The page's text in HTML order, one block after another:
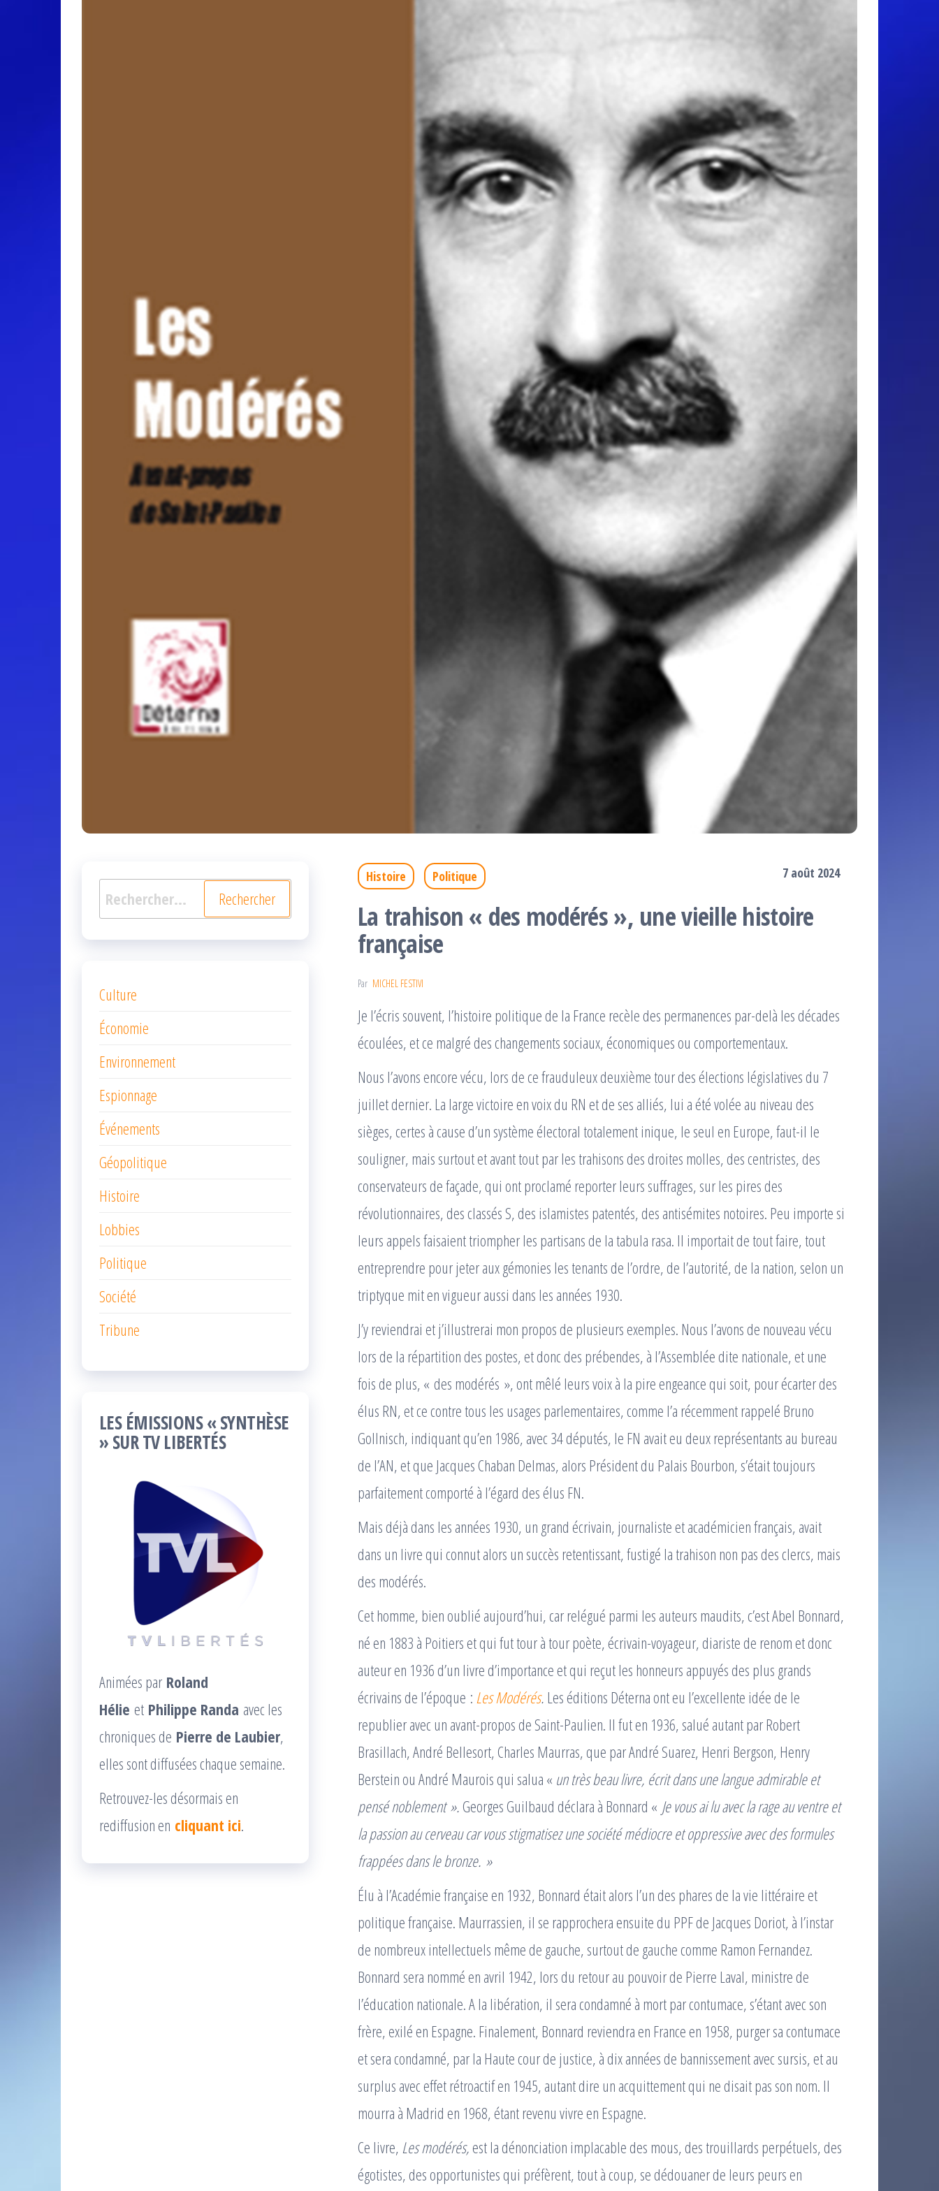
Histoire Politique 7 août 2024
La trahison « des modérés », une vieille histoire
française
Par MICHEL FESTIVI
Je l’écris souvent, l’histoire politique de la France recèle des permanences par-delà les décades
écoulées, et ce malgré des changements sociaux, économiques ou comportementaux.
Nous l’avons encore vécu, lors de ce frauduleux deuxième tour des élections législatives du 7
juillet dernier. La large victoire en voix du RN et de ses alliés, lui a été volée au niveau des
sièges, certes à cause d’un système électoral totalement inique, le seul en Europe, faut-il le
souligner, mais surtout et avant tout par les trahisons des droites molles, des centristes, des
conservateurs de façade, qui ont proclamé reporter leurs suffrages, sur les pires des
révolutionnaires, des classés S, des islamistes patentés, des antisémites notoires. Peu importe si
leurs appels faisaient triompher les partisans de la tabula rasa. Il importait de tout faire, tout
entreprendre pour jeter aux gémonies les tenants de l’ordre, de l’autorité, de la nation, selon un
triptyque mit en vigueur aussi dans les années 1930.
J’y reviendrai et j’illustrerai mon propos de plusieurs exemples. Nous l’avons de nouveau vécu
lors de la répartition des postes, et donc des prébendes, à l’Assemblée dite nationale, et une
fois de plus, « des modérés », ont mêlé leurs voix à la pire engeance qui soit, pour écarter des
élus RN, et ce contre tous les usages parlementaires, comme l’a récemment rappelé Bruno
Gollnisch, indiquant qu’en 1986, avec 34 députés, le FN avait eu deux représentants au bureau
de l’AN, et que Jacques Chaban Delmas, alors Président du Palais Bourbon, s’était toujours
parfaitement comporté à l’égard des élus FN.
Mais déjà dans les années 1930, un grand écrivain, journaliste et académicien français, avait
dans un livre qui connut alors un succès retentissant, fustigé la trahison non pas des clercs, mais
des modérés.
Cet homme, bien oublié aujourd’hui, car relégué parmi les auteurs maudits, c’est Abel Bonnard,
né en 1883 à Poitiers et qui fut tour à tour poète, écrivain-voyageur, diariste de renom et donc
auteur en 1936 d’un livre d’importance et qui reçut les honneurs appuyés des plus grands
écrivains de l’époque : Les Modérés. Les éditions Déterna ont eu l’excellente idée de le
republier avec un avant-propos de Saint-Paulien. Il fut en 1936, salué autant par Robert
Brasillach, André Bellesort, Charles Maurras, que par André Suarez, Henri Bergson, Henry
Berstein ou André Maurois qui salua « un très beau livre, écrit dans une langue admirable et
pensé noblement ». Georges Guilbaud déclara à Bonnard « Je vous ai lu avec la rage au ventre et
la passion au cerveau car vous stigmatisez une société médiocre et oppressive avec des formules
frappées dans le bronze. »
Élu à l’Académie française en 1932, Bonnard était alors l’un des phares de la vie littéraire et
politique française. Maurrassien, il se rapprochera ensuite du PPF de Jacques Doriot, à l’instar
de nombreux intellectuels même de gauche, surtout de gauche comme Ramon Fernandez.
Bonnard sera nommé en avril 1942, lors du retour au pouvoir de Pierre Laval, ministre de
l’éducation nationale. A la libération, il sera condamné à mort par contumace, s’étant avec son
frère, exilé en Espagne. Finalement, Bonnard reviendra en France en 1958, purger sa contumace
et sera condamné, par la Haute cour de justice, à dix années de bannissement avec sursis, et au
surplus avec effet rétroactif en 1945, autant dire un acquittement qui ne disait pas son nom. Il
mourra à Madrid en 1968, étant revenu vivre en Espagne.
Ce livre, Les modérés, est la dénonciation implacable des mous, des trouillards perpétuels, des
égotistes, des opportunistes qui préfèrent, tout à coup, se dédouaner de leurs peurs en
Rechercher :
Culture
Économie
Environnement
Espionnage
Événements
Géopolitique
Histoire
Lobbies
Politique
Société
Tribune
LES ÉMISSIONS « SYNTHÈSE
» SUR TV LIBERTÉS
Animées par Roland
Hélie et Philippe Randa avec les
chroniques de Pierre de Laubier,
elles sont diffusées chaque semaine.
Retrouvez-les désormais en
rediffusion en cliquant ici.